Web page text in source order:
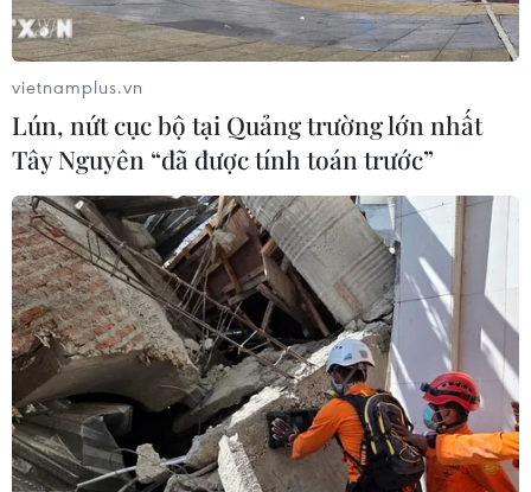
Những lưu ý khi quan sát
mưa sao băng Orionids
20/10/2018 01:35
vietnamplus.vn
Lún, nứt cục bộ tại Quảng trường lớn nhất
Tây Nguyên “đã được tính toán trước”